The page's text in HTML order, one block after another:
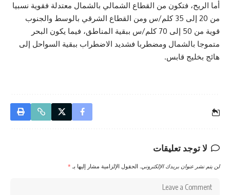
أما الريح، فتكون من القطاع الشمالي بالشمال معتدلة فقوية نسبيا
من 20 إلى 35 كلم/س ومن القطاع الشرقي بالوسط والجنوب
قوية من 50 إلى 70 كلم/س ببقية المناطق، فيما يكون البحر
متموجا بالشمال ومضطربا فشديد الاضطراب ببقية السواحل إلى
هائج بخليج قابس.
لا توجد تعليقات
لن يتم نشر عنوان بريدك الإلكتروني. الحقول الإلزامية مشار إليها بـ *